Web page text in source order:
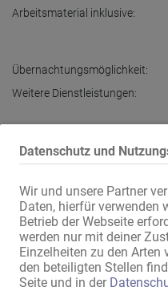
Datenschutz und
Wir und unsere Partner
Daten, hierfür verwenden
Betrieb der Webseite
werden nur mit deiner
Einzelheiten zu den Arten
den beteiligten Stellen
Seite und in der
Arbeitsmaterial inklusive:
Übernachtungsmöglichkeit:
Weitere Dienstleistungen:
Adressen-Ausstattung
Internet:
im Zimmer:
Küche:
Bad:
Bizarr: